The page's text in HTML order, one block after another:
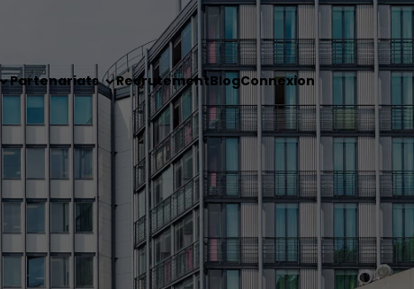
Partenariats RecrutementBlogConnexion